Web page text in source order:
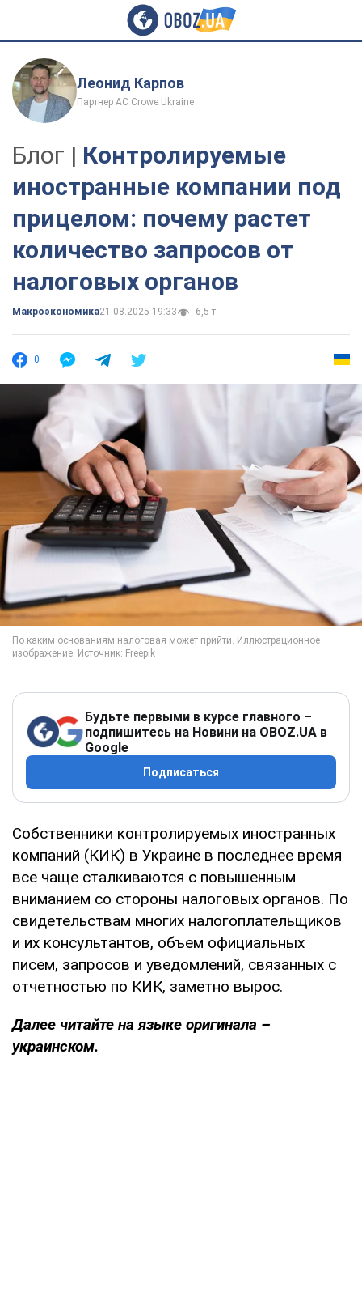
Леонид Карпов
Партнер AC Crowe Ukraine
Блог | Контролируемые
иностранные компании под
прицелом: почему растет
количество запросов от
налоговых органов
Mакроэкономика21.08.2025 19:33 6,5 т.
0
Будьте первыми в курсе главного –
подпишитесь на Новини на OBOZ.UA в
Google
Подписаться
Собственники контролируемых иностранных
компаний (КИК) в Украине в последнее время
все чаще сталкиваются с повышенным
вниманием со стороны налоговых органов. По
свидетельствам многих налогоплательщиков
и их консультантов, объем официальных
писем, запросов и уведомлений, связанных с
отчетностью по КИК, заметно вырос.
Далее читайте на языке оригинала –
украинском.